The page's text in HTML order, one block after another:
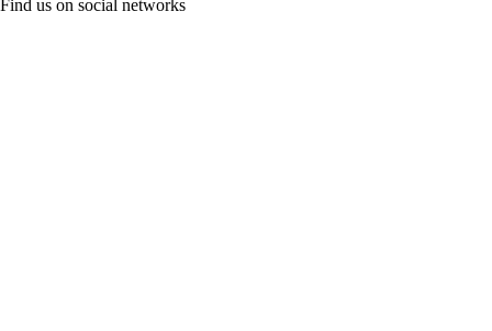
Find us on social networks